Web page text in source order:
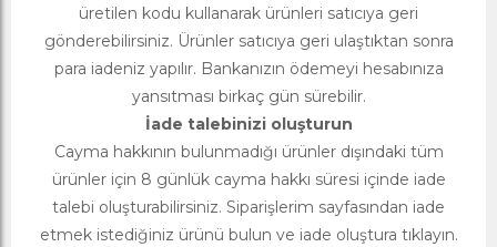
üretilen kodu kullanarak ürünleri satıcıya geri
gönderebilirsiniz. Ürünler satıcıya geri ulaştıktan sonra
para iadeniz yapılır. Bankanızın ödemeyi hesabınıza
yansıtması birkaç gün sürebilir.
İade talebinizi oluşturun
Cayma hakkının bulunmadığı ürünler dışındaki tüm
ürünler için 8 günlük cayma hakkı süresi içinde iade
talebi oluşturabilirsiniz. Siparişlerim sayfasından iade
etmek istediğiniz ürünü bulun ve iade oluştura tıklayın.